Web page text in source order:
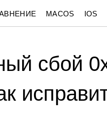
MACOS IOS
сбой